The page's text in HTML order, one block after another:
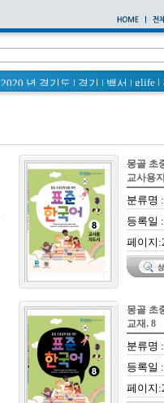
2020 년 경기도 | 경기 | 백서 | glife |
2021 경기도 공동주택 품질점검 사
경기도 바로알기|공동주택
|
국토의 계획 및 이용에 관한 법률_
의회소식 81호|2020|다문화가족
몽골 초
교사용
분류명 :
등록일
페이지
몽골 초
교재. 8
분류명 :
등록일
페이지